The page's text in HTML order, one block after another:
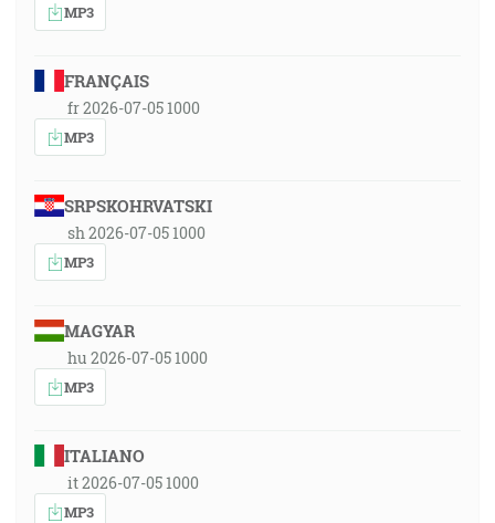
MP3
FRANÇAIS
fr 2026-07-05 1000
MP3
SRPSKOHRVATSKI
sh 2026-07-05 1000
MP3
MAGYAR
hu 2026-07-05 1000
MP3
ITALIANO
it 2026-07-05 1000
MP3